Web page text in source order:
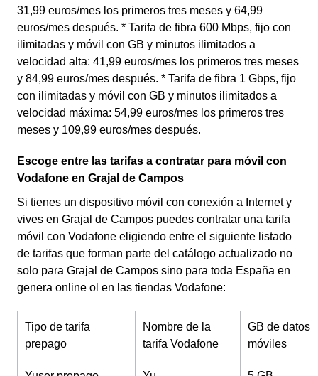
31,99 euros/mes los primeros tres meses y 64,99
euros/mes después. * Tarifa de fibra 600 Mbps, fijo con
ilimitadas y móvil con GB y minutos ilimitados a
velocidad alta: 41,99 euros/mes los primeros tres meses
y 84,99 euros/mes después. * Tarifa de fibra 1 Gbps, fijo
con ilimitadas y móvil con GB y minutos ilimitados a
velocidad máxima: 54,99 euros/mes los primeros tres
meses y 109,99 euros/mes después.
Escoge entre las tarifas a contratar para móvil con
Vodafone en Grajal de Campos
Si tienes un dispositivo móvil con conexión a Internet y
vives en Grajal de Campos puedes contratar una tarifa
móvil con Vodafone eligiendo entre el siguiente listado
de tarifas que forman parte del catálogo actualizado no
solo para Grajal de Campos sino para toda España en
genera online ol en las tiendas Vodafone:
Tipo de tarifa
prepago
Nombre de la
tarifa Vodafone
GB de datos
móviles